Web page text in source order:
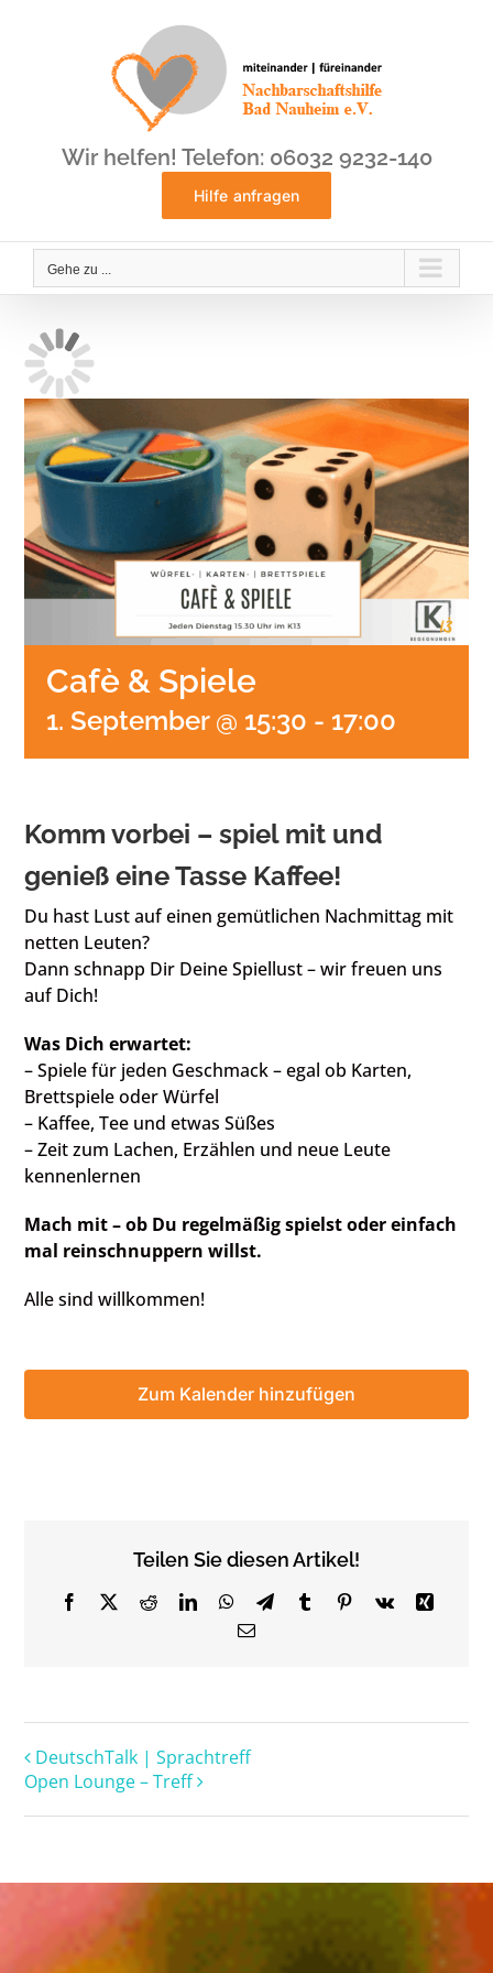
Wir helfen! Telefon: 06032 9232-140
Hilfe anfragen
Gehe zu ...
Cafè & Spiele
1. September @ 15:30 - 17:00
Komm vorbei – spiel mit und
genieß eine Tasse Kaffee!
Du hast Lust auf einen gemütlichen Nachmittag mit
netten Leuten?
Dann schnapp Dir Deine Spiellust – wir freuen uns
auf Dich!
Was Dich erwartet:
– Spiele für jeden Geschmack – egal ob Karten,
Brettspiele oder Würfel
– Kaffee, Tee und etwas Süßes
– Zeit zum Lachen, Erzählen und neue Leute
kennenlernen
Mach mit – ob Du regelmäßig spielst oder einfach
mal reinschnuppern willst.
Alle sind willkommen!
Zum Kalender hinzufügen
Teilen Sie diesen Artikel!
Facebook
X RedditLinkedInWhatsApp
TelegramTumblrPinterest
Vk
Xing
Email
DeutschTalk | Sprachtreff
Open Lounge – Treff